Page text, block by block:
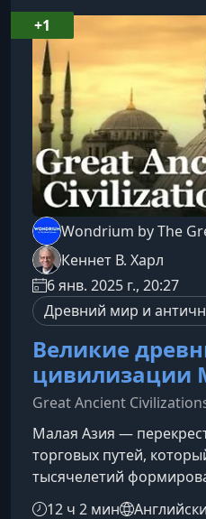
феодальной
конфликтов к
развитию политических
переосмыслен
Wondrium by The
Кеннет В. Харл
6 янв. 2025 г., 20:27
Древний мир и
Великие
цивилизации
Great Ancient
Малая Азия —
торговых путей,
тысячелетий
мира. В этом курсе вы
12 ч 2 мин
+1